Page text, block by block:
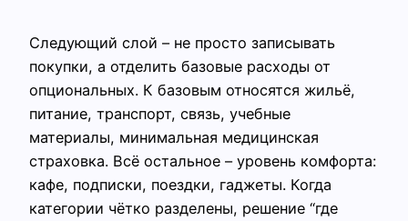
Следующий слой – не просто записывать
покупки, а отделить базовые расходы от
опциональных. К базовым относятся жильё,
питание, транспорт, связь, учебные
материалы, минимальная медицинская
страховка. Всё остальное – уровень комфорта:
кафе, подписки, поездки, гаджеты. Когда
категории чётко разделены, решение “где